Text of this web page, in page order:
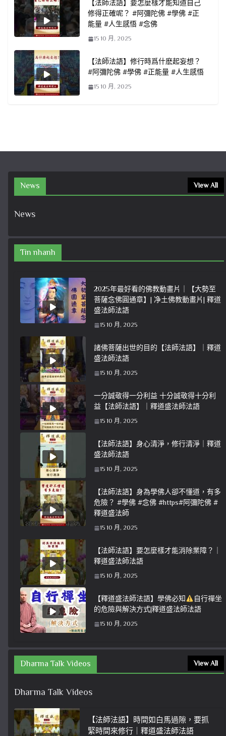
【法師法語】要怎麼樣才能知道自己
修得正確呢？ #阿彌陀佛 #學佛 #正
能量 #人生感悟 #念佛
15 10 月, 2025
【法師法語】修行時爲什麽起妄想？
#阿彌陀佛 #學佛 #正能量 #人生感悟
15 10 月, 2025
News View All
News
Tin nhanh
2025年最好看的佛教動畫片｜【大勢至
菩薩念佛圓通章】| 净土佛教動畫片| 釋道
盛法師法語
15 10 月, 2025
諸佛菩薩出世的目的【法師法語】｜釋道
盛法師法語
15 10 月, 2025
一分誠敬得一分利益 十分誠敬得十分利
益【法師法語】｜釋道盛法師法語
15 10 月, 2025
【法師法語】身心清淨，修行清淨｜釋道
盛法師法語
15 10 月, 2025
【法師法語】身為學佛人卻不懂道，有多
危險？ #學佛 #念佛 #https#阿彌陀佛 #
釋道盛法師
15 10 月, 2025
【法師法語】要怎麼樣才能消除業障？｜
釋道盛法師法語
15 10 月, 2025
【釋道盛法師法語】學佛必知
自行禪坐
的危險與解決方式|釋道盛法師法語
15 10 月, 2025
Dharma Talk Videos View All
Dharma Talk Videos
【法師法語】時間如白馬過隙，要抓
緊時間來修行｜釋道盛法師法語